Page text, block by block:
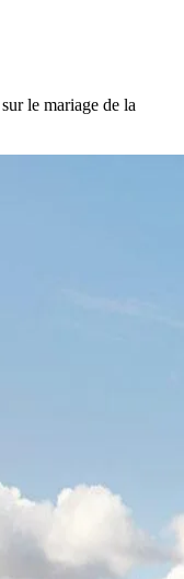
le mariage de la